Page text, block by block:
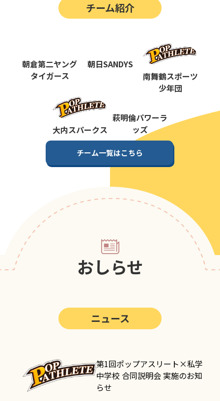
第12回 決勝戦の動画はこちらから
ポップアスリートカップ
第10回 ポップアスリートカップ
ポップアスリートカップ
第8回 ポップアスリートカップ
第7回 ポップアスリートカップ
第6回
ポップアスリートカップ
第3回
ポップアスリートカップ
ポップアスリートカップ
チーム紹介
朝倉第二ヤング
タイガース
朝日SANDYS
南舞鶴スポーツ
少年団
大内スパークス
萩明倫パワーラ
ッズ
チーム一覧はこちら
おしらせ
ニュース
第1回ポップアスリート×私学
中学校 合同説明会 実施のお知
らせ